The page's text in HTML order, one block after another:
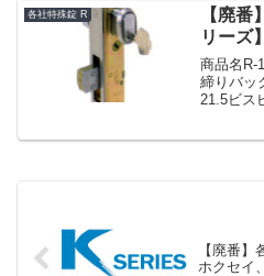
など各社
各社特殊錠 R
【廃
リーズ
商品名R-
締りバッ
21.5ビス
【廃番】
ホクセイ